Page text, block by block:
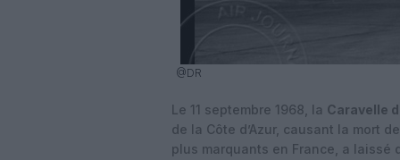
@DR
Le 11 septembre 1968, la Caravelle
de la Côte d’Azur, causant la mort
plus marquants en France, a